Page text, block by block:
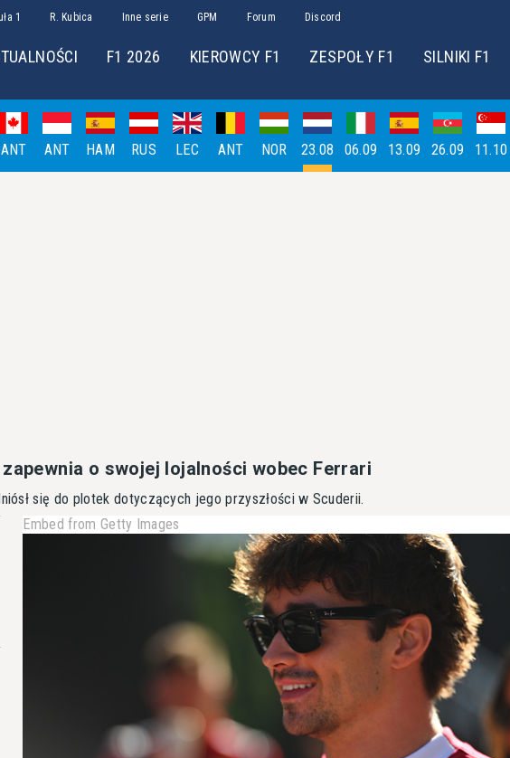
1 R. Kubica Inne serie GPM Forum Discord
F1 2026 KIEROWCY F1 ZESPOŁY F1 SILNIKI F1
ANT ANT HAM RUS LEC ANT NOR 23.08 06.09 13.09 26.09 11.10
o swojej lojalności wobec Ferrari
się do plotek dotyczących jego przyszłości w Scuderii.
Embed from Getty Images